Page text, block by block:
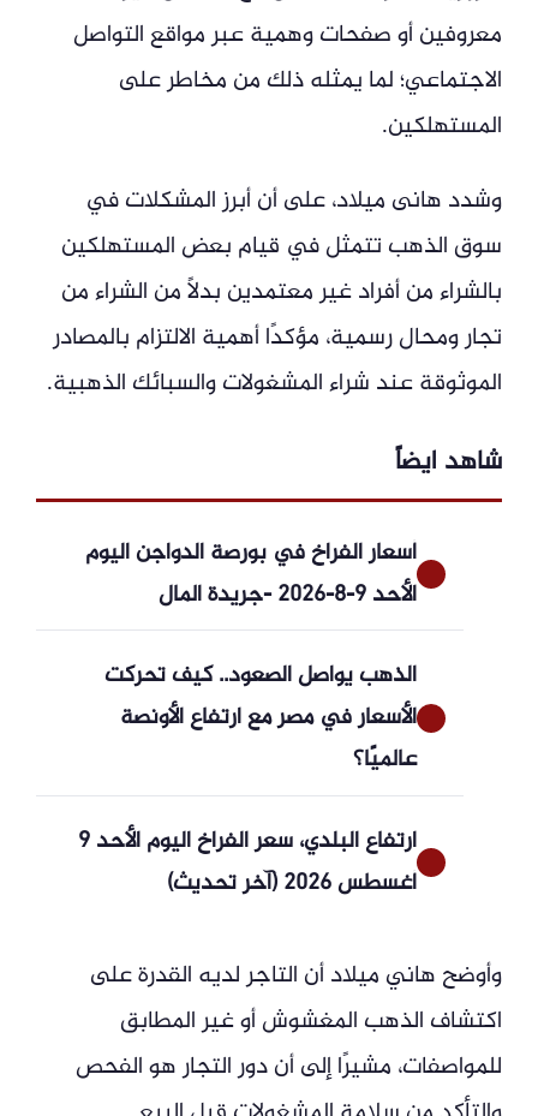
معروفين أو صفحات وهمية عبر مواقع التواصل
الاجتماعي؛ لما يمثله ذلك من مخاطر على
المستهلكين.
وشدد هانى ميلاد، على أن أبرز المشكلات في
سوق الذهب تتمثل في قيام بعض المستهلكين
بالشراء من أفراد غير معتمدين بدلًا من الشراء من
تجار ومحال رسمية، مؤكدًا أهمية الالتزام بالمصادر
الموثوقة عند شراء المشغولات والسبائك الذهبية.
شاهد ايضاً
أسعار الفراخ في بورصة الدواجن اليوم
الأحد 9-8-2026 -جريدة المال
الذهب يواصل الصعود.. كيف تحركت
الأسعار في مصر مع ارتفاع الأونصة
عالميًا؟
ارتفاع البلدي، سعر الفراخ اليوم الأحد 9
أغسطس 2026 (آخر تحديث)
وأوضح هاني ميلاد أن التاجر لديه القدرة على
اكتشاف الذهب المغشوش أو غير المطابق
للمواصفات، مشيرًا إلى أن دور التجار هو الفحص